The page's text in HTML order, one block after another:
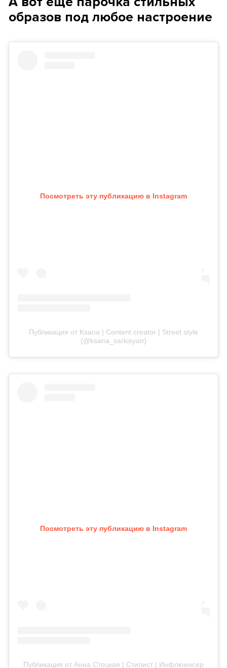
образов под любое настроение
Посмотреть эту публикацию в Instagram
Публикация от Ksana | Content creator | Street style
(@ksana_sarkisyan)
Посмотреть эту публикацию в Instagram
Публикация от Анна Стоцкая | Стилист | Инфлюенсер